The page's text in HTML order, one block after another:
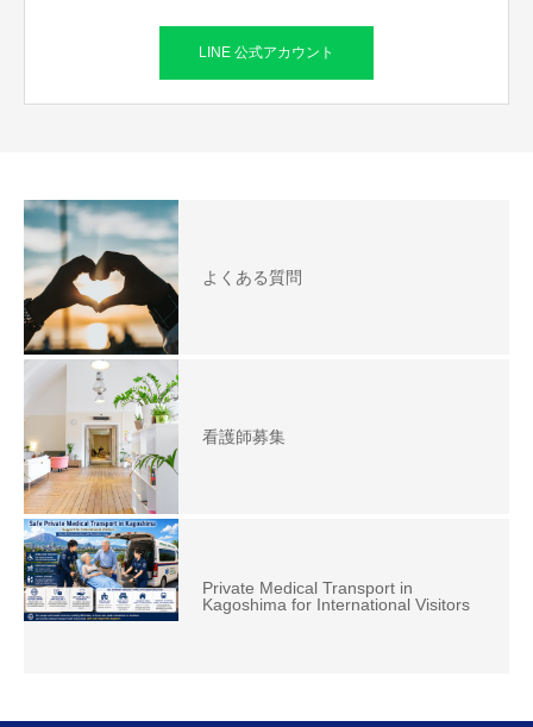
LINE 公式アカウント
よくある質問
看護師募集
Private Medical Transport in
Kagoshima for International Visitors